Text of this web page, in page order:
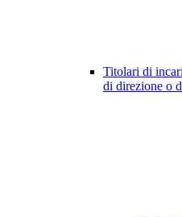
Titolari di
di direzione o